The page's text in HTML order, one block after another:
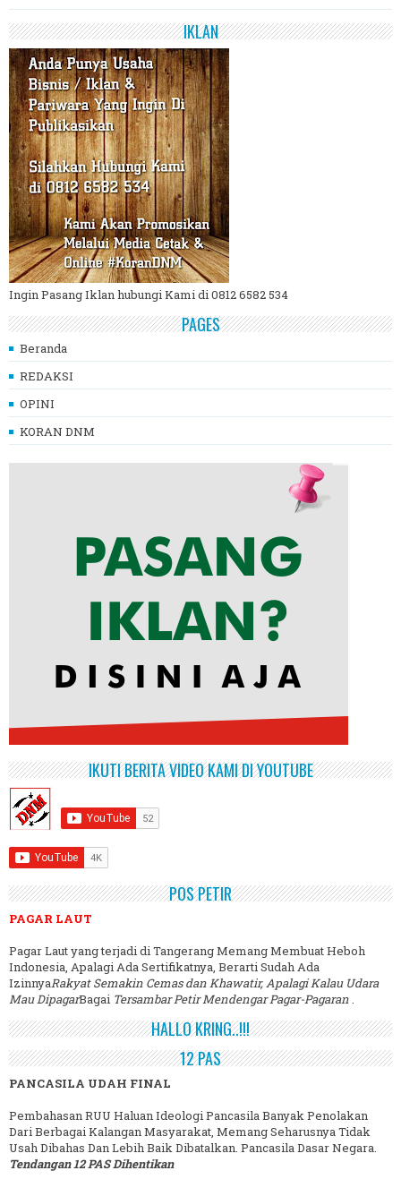
IKLAN
Ingin Pasang Iklan hubungi Kami di 0812 6582 534
PAGES
Beranda
REDAKSI
OPINI
KORAN DNM
IKUTI BERITA VIDEO KAMI DI YOUTUBE
POS PETIR
PAGAR LAUT
Pagar Laut yang terjadi di Tangerang Memang Membuat Heboh
Indonesia, Apalagi Ada Sertifikatnya, Berarti Sudah Ada
IzinnyaRakyat Semakin Cemas dan Khawatir, Apalagi Kalau Udara
Mau DipagarBagai Tersambar Petir Mendengar Pagar-Pagaran.
HALLO KRING..!!!
12 PAS
PANCASILA UDAH FINAL
Pembahasan RUU Haluan Ideologi Pancasila Banyak Penolakan
Dari Berbagai Kalangan Masyarakat, Memang Seharusnya Tidak
Usah Dibahas Dan Lebih Baik Dibatalkan. Pancasila Dasar Negara.
Tendangan 12 PAS Dihentikan